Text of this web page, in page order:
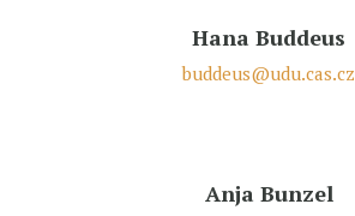
Hana Buddeus
buddeus@udu.cas.cz
Anja Bunzel